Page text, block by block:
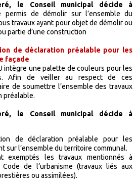
le Conseil municipal décide à
permis de démolir sur l’ensemble du
travaux ayant pour objet de démolir ou
partie d’une construction
de déclaration préalable pour les
façade
intègre une palette de couleurs pour les
Afin de veiller au respect de ces
de soumettre l’ensemble des travaux
préalable.
le Conseil municipal décide à
de déclaration préalable pour les
sur l’ensemble du territoire communal.
exemptés les travaux mentionnés à
Code de l’urbanisme (travaux liés aux
ou assimilées).